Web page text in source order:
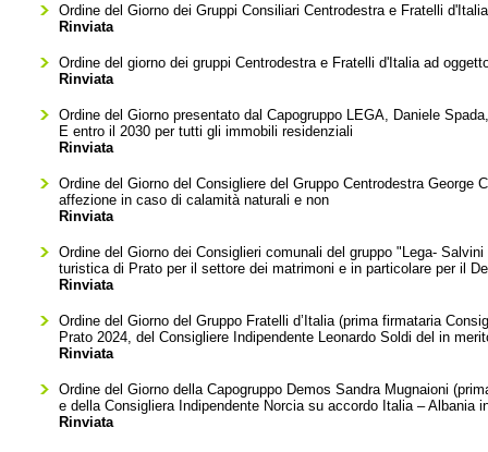
Ordine del Giorno dei Gruppi Consiliari Centrodestra e Fratelli
Rinviata
Ordine del giorno dei gruppi Centrodestra e Fratelli d'Italia ad
Rinviata
Ordine del Giorno presentato dal Capogruppo LEGA, Daniele
E entro il 2030 per tutti gli immobili residenziali
Rinviata
Ordine del Giorno del Consigliere del Gruppo Centrodestra
affezione in caso di calamità naturali e non
Rinviata
Ordine del Giorno dei Consiglieri comunali del gruppo "Lega-
turistica di Prato per il settore dei matrimoni e in particolare per il
Rinviata
Ordine del Giorno del Gruppo Fratelli d’Italia (prima firmataria
Prato 2024, del Consigliere Indipendente Leonardo Soldi del in
Rinviata
Ordine del Giorno della Capogruppo Demos Sandra Mugnaioni
e della Consigliera Indipendente Norcia su accordo Italia – Albania
Rinviata